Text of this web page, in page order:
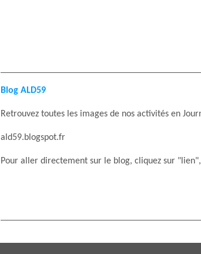
Blog ALD59
Retrouvez toutes les images de nos activités en
ald59.blogspot.fr
Pour aller directement sur le blog, cliquez sur